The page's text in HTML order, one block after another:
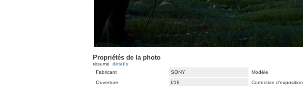
Propriétés de la photo
résumé détails
Fabricant
SONY Modèle
Ouverture
f/18 Correction d'exposition